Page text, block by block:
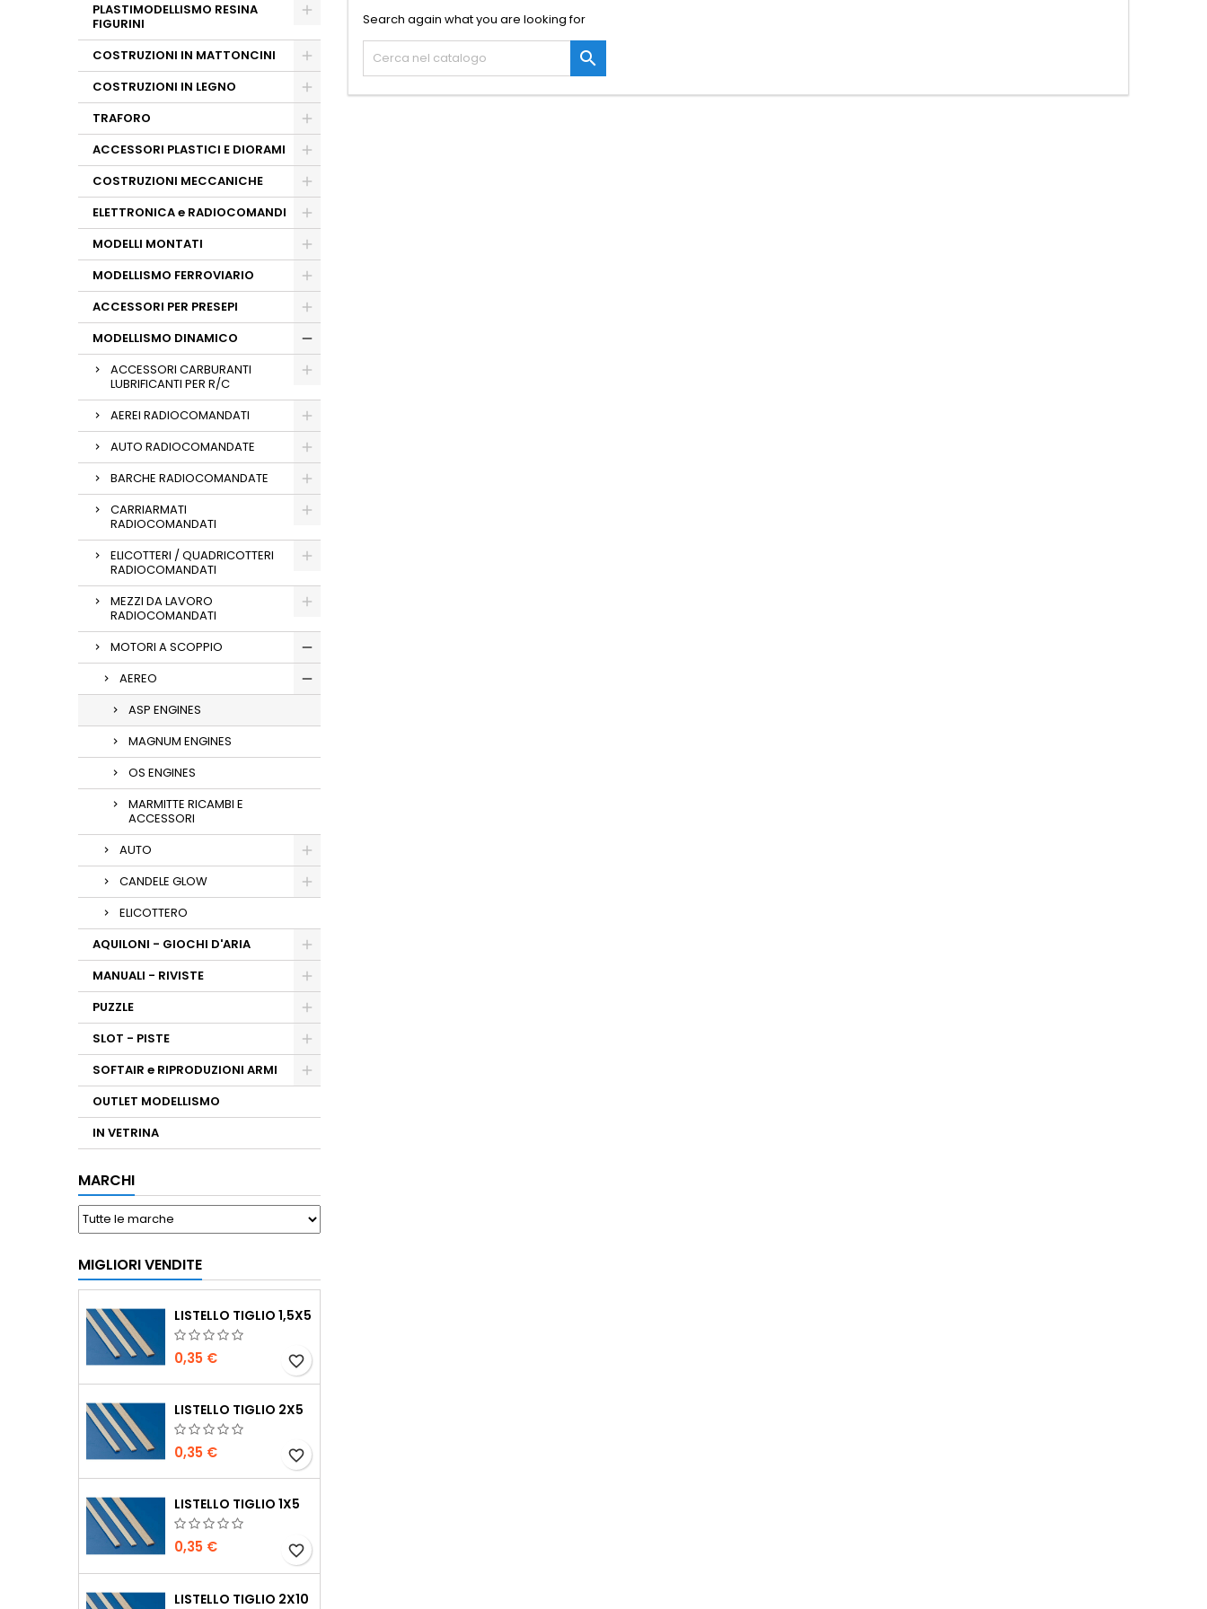
PLASTIMODELLISMO RESINA
FIGURINI
COSTRUZIONI IN MATTONCINI
COSTRUZIONI IN LEGNO
TRAFORO
ACCESSORI PLASTICI E DIORAMI
COSTRUZIONI MECCANICHE
ELETTRONICA e RADIOCOMANDI
MODELLI MONTATI
MODELLISMO FERROVIARIO
ACCESSORI PER PRESEPI
MODELLISMO DINAMICO
ACCESSORI CARBURANTI
LUBRIFICANTI PER R/C
AEREI RADIOCOMANDATI
AUTO RADIOCOMANDATE
BARCHE RADIOCOMANDATE
CARRIARMATI
RADIOCOMANDATI
ELICOTTERI / QUADRICOTTERI
RADIOCOMANDATI
MEZZI DA LAVORO
RADIOCOMANDATI
MOTORI A SCOPPIO
AEREO
ASP ENGINES
MAGNUM ENGINES
OS ENGINES
MARMITTE RICAMBI E
ACCESSORI
AUTO
CANDELE GLOW
ELICOTTERO
AQUILONI - GIOCHI D'ARIA
MANUALI - RIVISTE
PUZZLE
SLOT - PISTE
SOFTAIR e RIPRODUZIONI ARMI
OUTLET MODELLISMO
IN VETRINA
MARCHI
MIGLIORI VENDITE
LISTELLO TIGLIO 1,5X5
0,35 € favorite_border
LISTELLO TIGLIO 2X5
0,35 € favorite_border
LISTELLO TIGLIO 1X5
0,35 € favorite_border
LISTELLO TIGLIO 2X10
Search again what you are looking for
